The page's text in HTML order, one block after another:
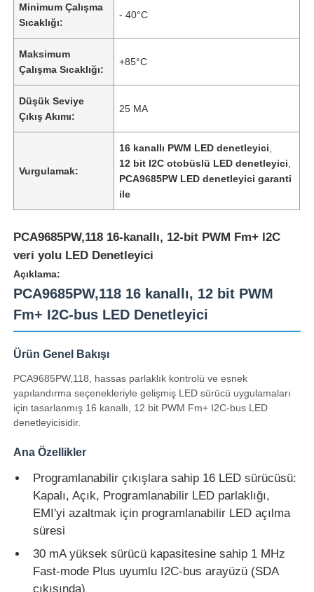
Evde
Videolar
Minimum Çalışma
Sıcaklığı:
- 40°C
Maksimum
Çalışma Sıcaklığı:
+85°C
Düşük Seviye
Çıkış Akımı:
25 MA
Vurgulamak:
16 kanallı PWM LED denetleyici
12 bit I2C otobüslü LED denetleyici
PCA9685PW LED denetleyici garanti
ile
PCA9685PW,118 16-kanallı, 12-bit PWM Fm+ I2C
veri yolu LED Denetleyici
Açıklama:
PCA9685PW,118 16 kanallı, 12 bit PWM
Fm+ I2C-bus LED Denetleyici
Ürün Genel Bakışı
PCA9685PW,118, hassas parlaklık kontrolü ve esnek
yapılandırma seçenekleriyle gelişmiş LED sürücü uygulamaları
için tasarlanmış 16 kanallı, 12 bit PWM Fm+ I2C-bus LED
denetleyicisidir.
Ana Özellikler
Programlanabilir çıkışlara sahip 16 LED sürücüsü:
Kapalı, Açık, Programlanabilir LED parlaklığı,
EMI'yi azaltmak için programlanabilir LED açılma
süresi
30 mA yüksek sürücü kapasitesine sahip 1 MHz
Fast-mode Plus uyumlu I2C-bus arayüzü (SDA
çıkışında)